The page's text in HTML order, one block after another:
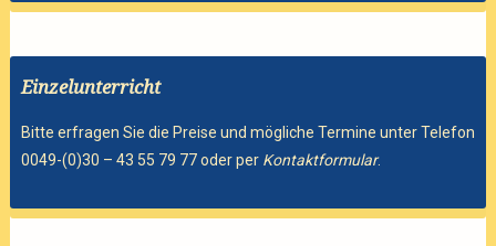
Einzelunterricht
Bitte erfragen Sie die Preise und mögliche Termine unter Telefon
0049-(0)30 – 43 55 79 77 oder per Kontaktformular.